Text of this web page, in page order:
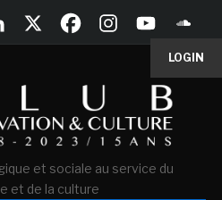
LOGIN
et sociale au service du
et de la culture